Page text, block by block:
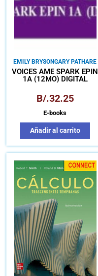
EMILY BRYSONGARY PATHARE
VOICES AME SPARK EPIN
1A (12MO) DIGITAL
B/.32.25
E-books
Añadir al carrito